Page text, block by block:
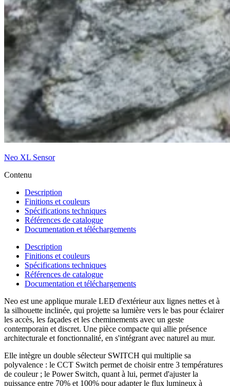
Neo XL Sensor
Contenu
Description
Finitions et couleurs
Spécifications techniques
Références de catalogue
Documentation et téléchargements
Description
Finitions et couleurs
Spécifications techniques
Références de catalogue
Documentation et téléchargements
Neo est une applique murale LED d'extérieur aux lignes nettes et à
la silhouette inclinée, qui projette sa lumière vers le bas pour éclairer
les accès, les façades et les cheminements avec un geste
contemporain et discret. Une pièce compacte qui allie présence
architecturale et fonctionnalité, en s'intégrant avec naturel au mur.
Elle intègre un double sélecteur SWITCH qui multiplie sa
polyvalence : le CCT Switch permet de choisir entre 3 températures
de couleur ; le Power Switch, quant à lui, permet d'ajuster la
puissance entre 70% et 100% pour adapter le flux lumineux à